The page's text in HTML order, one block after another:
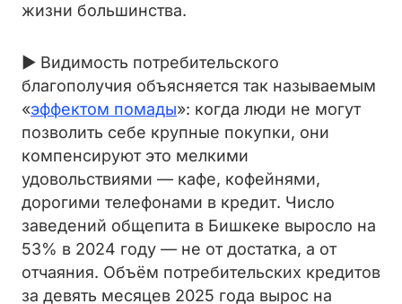
жизни большинства.
► Видимость потребительского
благополучия объясняется так называемым
«эффектом помады»: когда люди не могут
позволить себе крупные покупки, они
компенсируют это мелкими
удовольствиями — кафе, кофейнями,
дорогими телефонами в кредит. Число
заведений общепита в Бишкеке выросло на
53% в 2024 году — не от достатка, а от
отчаяния. Объём потребительских кредитов
за девять месяцев 2025 года вырос на